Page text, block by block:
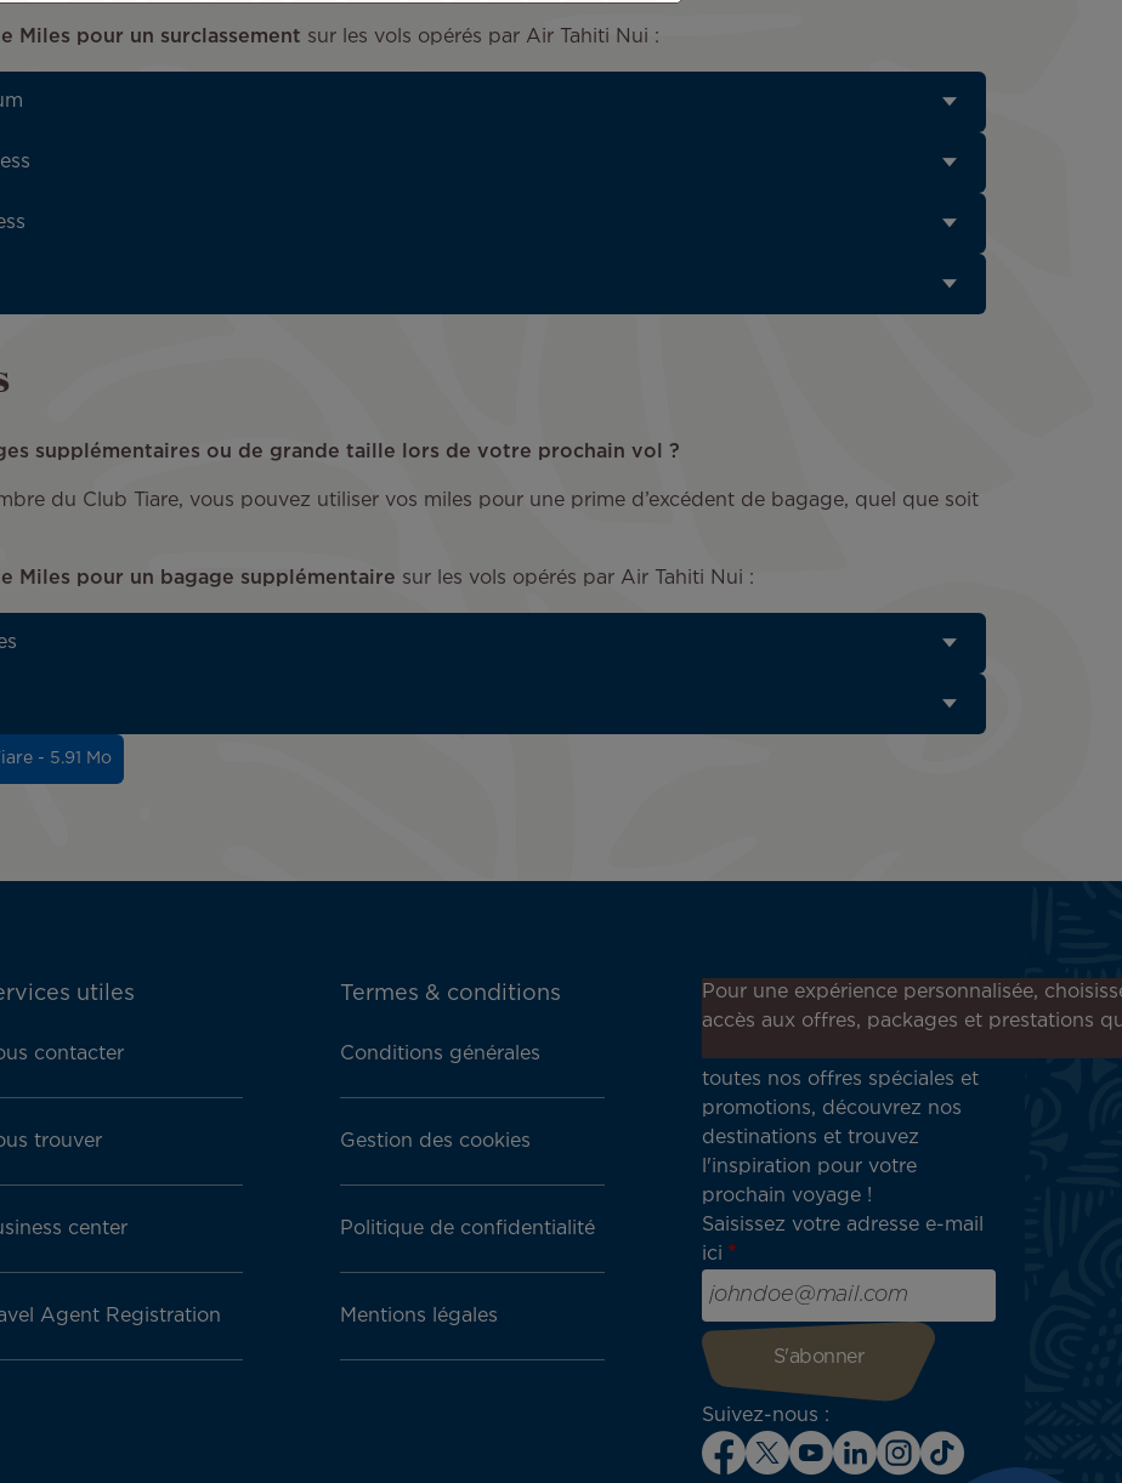
Miles pour un surclassement sur les vols opérés par Air Tahiti Nui :
supplémentaires ou de grande taille lors de votre prochain vol ?
du Club Tiare, vous pouvez utiliser vos miles pour une prime d’excédent de bagage, quel que soit
Miles pour un bagage supplémentaire sur les vols opérés par Air Tahiti Nui :
- 5.91 Mo
utiles
contacter
trouver
center
Agent Registration
Termes & conditions
Conditions générales
Gestion des cookies
Politique de confidentialité
Mentions légales
Inscrivez-vous à notre
newsletter !
toutes nos offres spéciales et
promotions, découvrez nos
destinations et trouvez
l'inspiration pour votre
prochain voyage !
Saisissez votre adresse e-mail
ici
Suivez-nous :
Pour une expérience personnalisée,
accès aux offres, packages et prestations